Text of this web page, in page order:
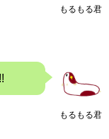
もるもる君
もるもる君